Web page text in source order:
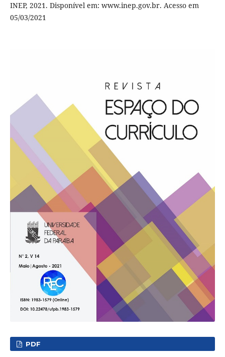
INEP, 2021. Disponível em: www.inep.gov.br. Acesso em
05/03/2021
PDF